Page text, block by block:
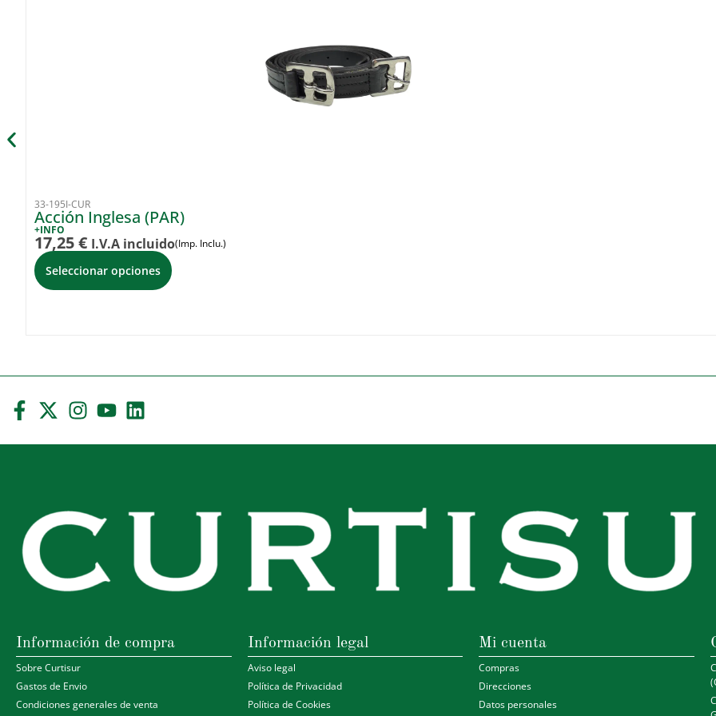
33-195I-CUR
Acción Inglesa (PAR)
+INFO
17,25€ I.V.A incluido(Imp. Inclu.)
Seleccionar opciones
Información de compra
Sobre Curtisur
Gastos de Envio
Condiciones generales de venta
Información legal
Aviso legal
Política de Privacidad
Política de Cookies
Mi cuenta
Compras
Direcciones
Datos personales